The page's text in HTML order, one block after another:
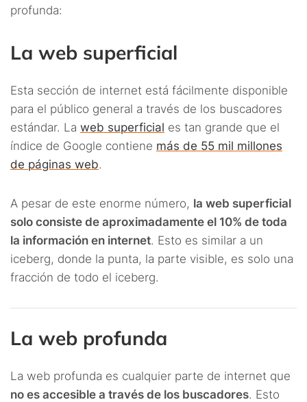
profunda:
La web superficial
Esta sección de internet está fácilmente disponible
para el público general a través de los buscadores
estándar. La web superficial es tan grande que el
índice de Google contiene más de 55 mil millones
de páginas web.
A pesar de este enorme número, la web superficial
solo consiste de aproximadamente el 10% de toda
la información en internet. Esto es similar a un
iceberg, donde la punta, la parte visible, es solo una
fracción de todo el iceberg.
La web profunda
La web profunda es cualquier parte de internet que
no es accesible a través de los buscadores. Esto